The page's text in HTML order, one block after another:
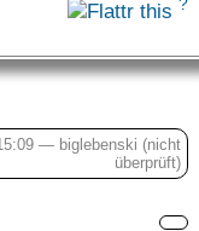
— biglebenski (nicht
überprüft)